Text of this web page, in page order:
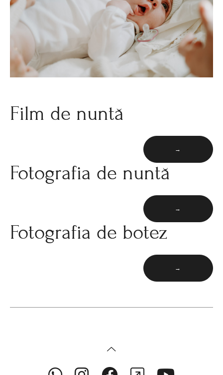
Film de nuntă
→
Fotografia de nuntă
→
Fotografia de botez
→